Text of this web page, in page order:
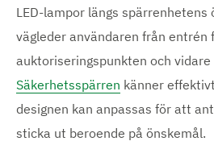
LED-lampor längs spärrenhetens
vägleder användaren från entrén
auktoriseringspunkten och
Säkerhetsspärren känner
designen kan anpassas för att
sticka ut beroende på önskemål.